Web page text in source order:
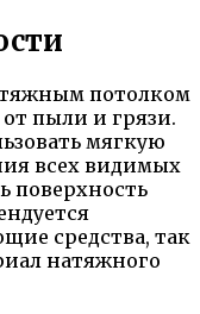
потолком
пыли и грязи.
мягкую
всех видимых
поверхность
средства, так
натяжного